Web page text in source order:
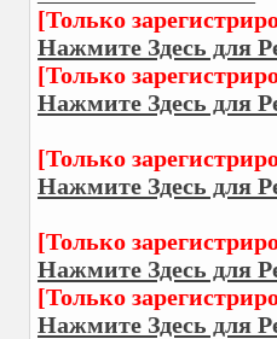
[Только
Нажмите Здесь для
[Только
Нажмите Здесь для
[Только
Нажмите Здесь для
[Только
Нажмите Здесь для
[Только
Нажмите Здесь для